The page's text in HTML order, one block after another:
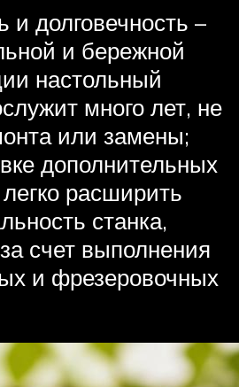
и долговечность –
и бережной
настольный
много лет, не
или замены;
дополнительных
расширить
станка,
счет выполнения
и фрезеровочных